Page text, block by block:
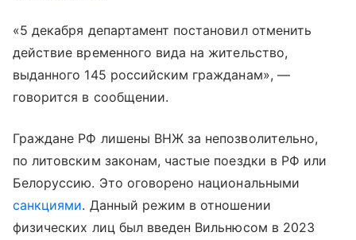
«5 декабря департамент постановил отменить
действие временного вида на жительство,
выданного 145 российским гражданам», —
говорится в сообщении.
Граждане РФ лишены ВНЖ за непозволительно,
по литовским законам, частые поездки в РФ или
Белоруссию. Это оговорено национальными
санкциями. Данный режим в отношении
физических лиц был введен Вильнюсом в 2023